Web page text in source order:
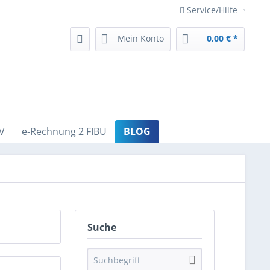
Service/Hilfe
Mein Konto 0,00 € *
e-Rechnung 2 FIBU BLOG
Suche